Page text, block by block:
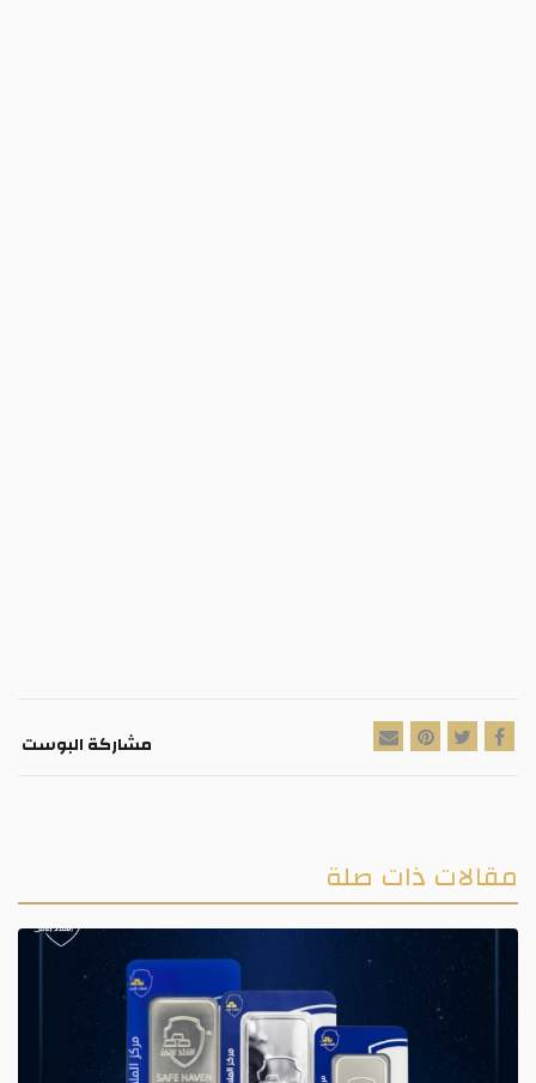
مشاركة البوست
مقالات ذات صلة